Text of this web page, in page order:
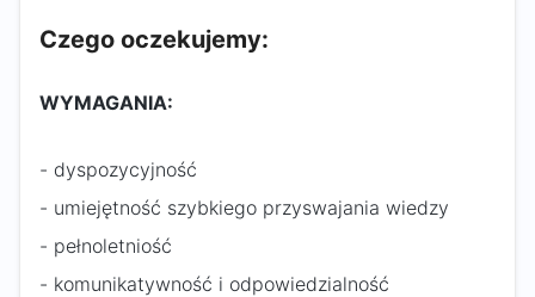
Czego oczekujemy:
WYMAGANIA:
- dyspozycyjność
- umiejętność szybkiego przyswajania wiedzy
- pełnoletniość
- komunikatywność i odpowiedzialność